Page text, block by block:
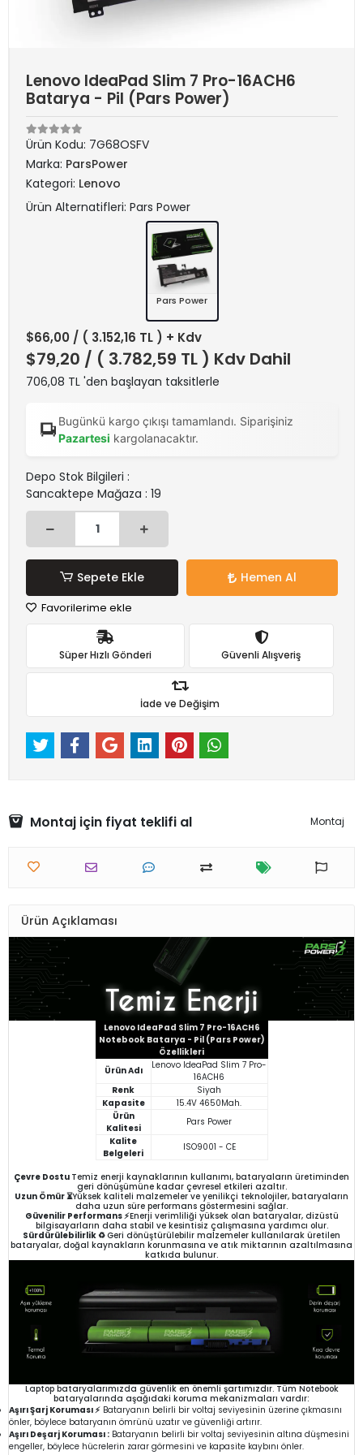
Lenovo IdeaPad Slim 7 Pro-16ACH6
Batarya - Pil (Pars Power)
Ürün Kodu: 7G68OSFV
Marka: ParsPower
Kategori: Lenovo
Ürün Alternatifleri: Pars Power
Pars Power
$66,00 / ( 3.152,16 TL ) + Kdv
$79,20 / ( 3.782,59 TL ) Kdv Dahil
706,08 TL 'den başlayan taksitlerle
Bugünkü kargo çıkışı tamamlandı. Siparişiniz
Pazartesi kargolanacaktır.
Depo Stok Bilgileri :
Sancaktepe Mağaza : 19
Sepete Ekle Hemen Al
Favorilerime ekle
Süper Hızlı Gönderi Güvenli Alışveriş
İade ve Değişim
Montaj için fiyat teklifi al Montaj
Ürün Açıklaması
Lenovo IdeaPad Slim 7 Pro-16ACH6
Notebook Batarya - Pil (Pars Power)
Özellikleri
Ürün Adı
Lenovo IdeaPad Slim 7 Pro-
16ACH6
Renk
Siyah
Kapasite
15.4V 4650Mah.
Ürün
Kalitesi
Pars Power
Kalite
Belgeleri
ISO9001 - CE
Çevre Dostu Temiz enerji kaynaklarının kullanımı, bataryaların üretiminden
geri dönüşümüne kadar çevresel etkileri azaltır.
Uzun Ömür ⏳Yüksek kaliteli malzemeler ve yenilikçi teknolojiler, bataryaların
daha uzun süre performans göstermesini sağlar.
Güvenilir Performans ⚡Enerji verimliliği yüksek olan bataryalar, dizüstü
bilgisayarların daha stabil ve kesintisiz çalışmasına yardımcı olur.
Sürdürülebilirlik ♻️Geri dönüştürülebilir malzemeler kullanılarak üretilen
bataryalar, doğal kaynakların korunmasına ve atık miktarının azaltılmasına
katkıda bulunur.
Laptop bataryalarımızda güvenlik en önemli şartımızdır. Tüm Notebook
bataryalarında aşağıdaki koruma mekanizmaları vardır:
Aşırı Şarj Koruması ⚡ Bataryanın belirli bir voltaj seviyesinin üzerine çıkmasını
önler, böylece bataryanın ömrünü uzatır ve güvenliği artırır.
Aşırı Deşarj Koruması : Bataryanın belirli bir voltaj seviyesinin altına düşmesini
engeller, böylece hücrelerin zarar görmesini ve kapasite kaybını önler.